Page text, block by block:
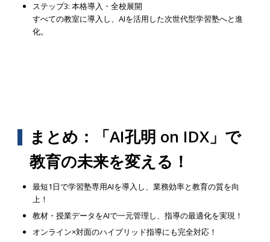
ステップ3: 本格導入・全校展開
すべての教室に導入し、AIを活用した次世代型学習塾へと進
化。
まとめ：「AI孔明 on IDX」で
教育の未来を変える！
最短1日で学習塾専用AIを導入し、業務効率と教育の質を向
上！
教材・授業データをAIで一元管理し、指導の最適化を実現！
オンライン×対面のハイブリッド指導にも完全対応！